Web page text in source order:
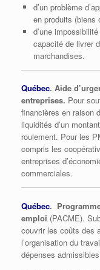
d’un problème
en produits (biens
d’une
capacité de livrer
marchandises.
Québec. Aide
entreprises. Pour
financières en raison
liquidités d’un
roulement. Pour les
compris les
entreprises
commerciales.
Québec.
emploi (PACME).
couvrir les coûts des
l’organisation du
dépenses